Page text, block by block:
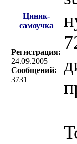
Циник-
самоучка
Регистрация:
24.09.2005
Сообщений:
3731